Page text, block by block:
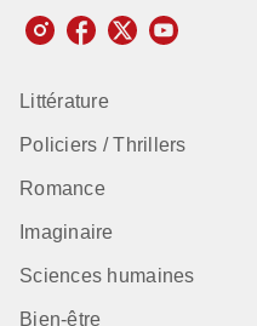
Littérature
Policiers / Thrillers
Romance
Imaginaire
Sciences humaines
Bien-être